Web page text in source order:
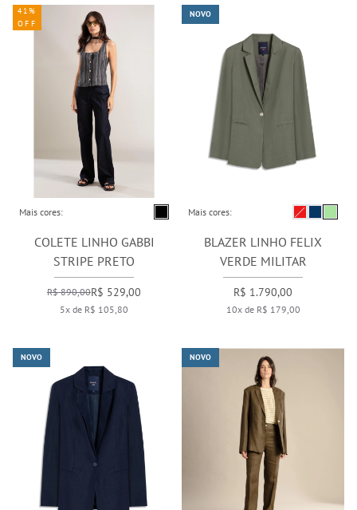
Mais cores:
COLETE LINHO GABBI
STRIPE PRETO
R$ 890,00R$ 529,00
5x de R$ 105,80
41%
OFF
Mais cores:
BLAZER LINHO FELIX
VERDE MILITAR
R$ 1.790,00
10x de R$ 179,00
NOVO
NOVO NOVO